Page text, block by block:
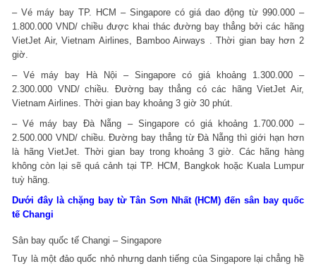
– Vé máy bay TP. HCM – Singapore có giá dao động từ 990.000 –
1.800.000 VND/ chiều được khai thác đường bay thẳng bởi các hãng
VietJet Air, Vietnam Airlines, Bamboo Airways
. Thời gian bay hơn 2
giờ.
– Vé máy bay Hà Nội – Singapore có giá khoảng 1.300.000 –
2.300.000 VND/ chiều. Đường bay thẳng có các hãng VietJet Air,
Vietnam Airlines. Thời gian bay khoảng 3 giờ 30 phút.
– Vé máy bay Đà Nẵng – Singapore có giá khoảng 1.700.000 –
2.500.000 VND/ chiều. Đường bay thẳng từ Đà Nẵng thì giới hạn hơn
là hãng VietJet. Thời gian bay trong khoảng 3 giờ. Các hãng hàng
không còn lại sẽ quá cảnh tại TP. HCM, Bangkok hoặc Kuala Lumpur
tuỳ hãng.
Dưới đây là chặng bay từ Tân Sơn Nhất (HCM) đến sân bay quốc
tế Changi
Sân bay quốc tế Changi – Singapore
Tuy là một đảo quốc nhỏ nhưng danh tiếng của Singapore lại chẳng hề